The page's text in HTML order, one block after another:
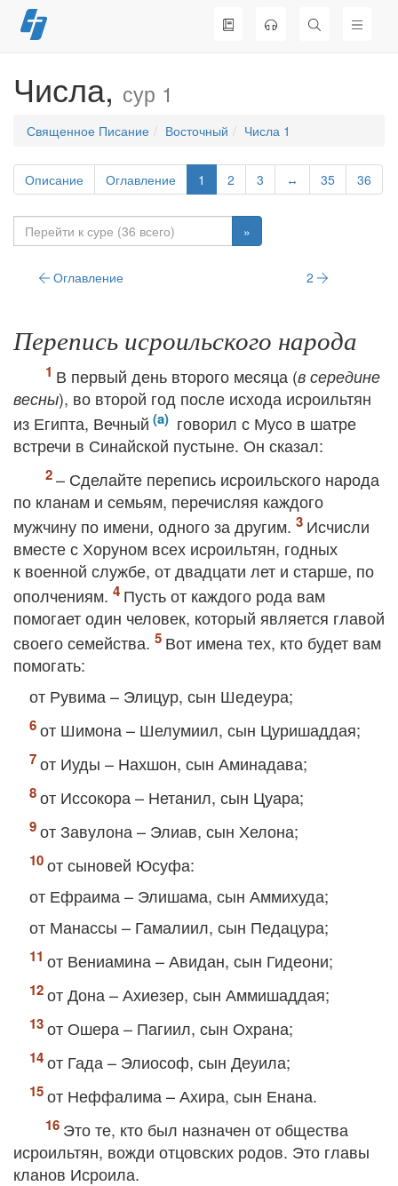
Перейти
к
Числа, сур 1
Священное Писание Восточный Числа 1
Описание Оглавление 1 2 3 ↔ 35 36
»
Оглавление 2
Перепись исроильского народа
В первый день второго месяца (в середине
весны), во второй год после исхода исроильтян
из Египта, Вечный
говорил с Мусо в шатре
встречи в Синайской пустыне. Он сказал:
– Сделайте перепись исроильского народа
по кланам и семьям, перечисляя каждого
мужчину по имени, одного за другим.
Исчисли
вместе с Хоруном всех исроильтян, годных
к военной службе, от двадцати лет и старше, по
ополчениям.
Пусть от каждого рода вам
помогает один человек, который является главой
своего семейства.
Вот имена тех, кто будет вам
помогать:
от Рувима – Элицур, сын Шедеура;
от Шимона – Шелумиил, сын Цуришаддая;
от Иуды – Нахшон, сын Аминадава;
от Иссокора – Нетанил, сын Цуара;
от Завулона – Элиав, сын Хелона;
от сыновей Юсуфа:
от Ефраима – Элишама, сын Аммихуда;
от Манассы – Гамалиил, сын Педацура;
от Вениамина – Авидан, сын Гидеони;
от Дона – Ахиезер, сын Аммишаддая;
от Ошера – Пагиил, сын Охрана;
от Гада – Элиософ, сын Деуила;
от Неффалима – Ахира, сын Енана.
Это те, кто был назначен от общества
исроильтян, вожди отцовских родов. Это главы
кланов Исроила.